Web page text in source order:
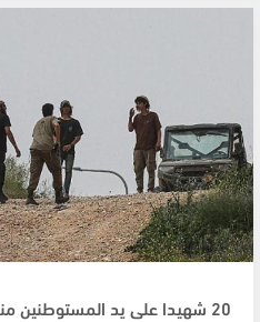
20 شهيدا على يد المستوطنين منذ مطلع العام الجاري